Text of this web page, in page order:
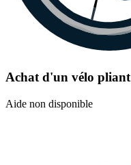
Achat d'un vélo pliant
Aide non disponible